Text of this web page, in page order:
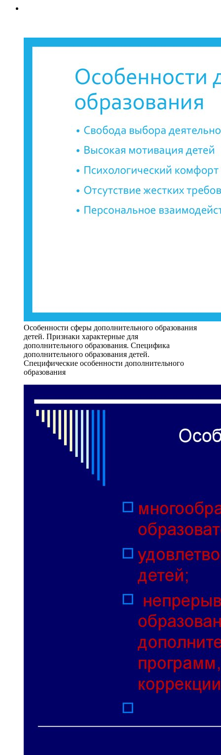
Особенности сферы дополнительного образования
детей. Признаки характерные для
дополнительного образования. Специфика
дополнительного образования детей.
Специфические особенности дополнительного
образования